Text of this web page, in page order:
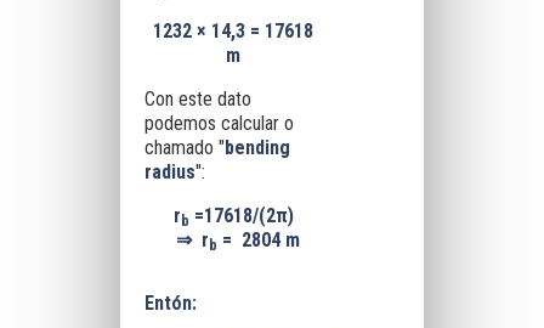
1232 × 14,3 = 17618
m
Con este dato
podemos calcular o
chamado "bending
radius":
r b =17618/(2π)
⇒ r b = 2804 m
Entón: